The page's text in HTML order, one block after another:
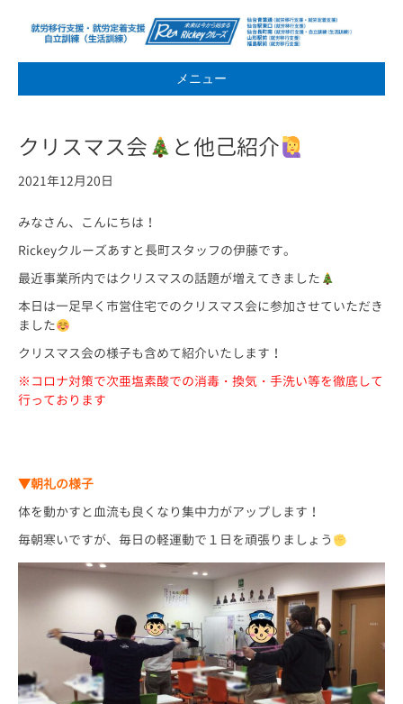
メニュー
クリスマス会 と他己紹介
2021年12月20日
みなさん、こんにちは！
Rickeyクルーズあすと長町スタッフの伊藤です。
最近事業所内ではクリスマスの話題が増えてきました
本日は一足早く市営住宅でのクリスマス会に参加させていただき
ました
クリスマス会の様子も含めて紹介いたします！
※コロナ対策で次亜塩素酸での消毒・換気・手洗い等を徹底して
行っております
▼朝礼の様子
体を動かすと血流も良くなり集中力がアップします！
毎朝寒いですが、毎日の軽運動で１日を頑張りましょう